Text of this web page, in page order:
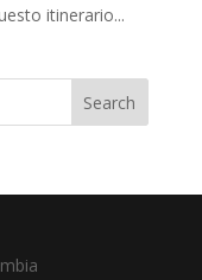
itinerario...
Search